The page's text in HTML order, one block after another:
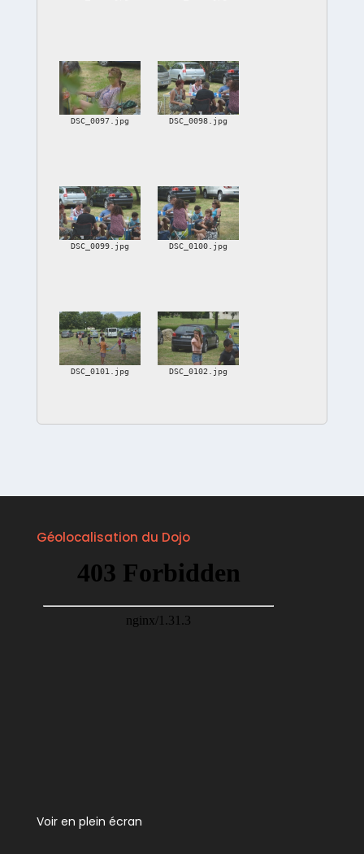
DSC_0097.jpg DSC_0098.jpg
DSC_0099.jpg DSC_0100.jpg
DSC_0101.jpg DSC_0102.jpg
Géolocalisation du Dojo
Voir en plein écran